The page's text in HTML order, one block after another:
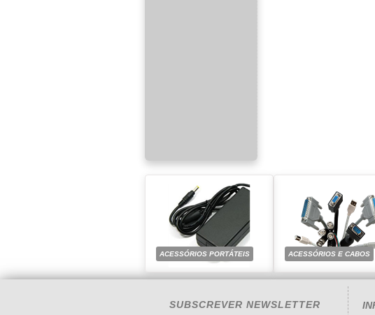
ACESSÓRIOS PORTÁTEIS ACESSÓRIOS E CABOS
SUBSCREVER NEWSLETTER